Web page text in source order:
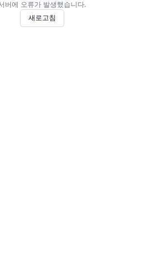
버에 오류가 발생했습니다.
새로고침